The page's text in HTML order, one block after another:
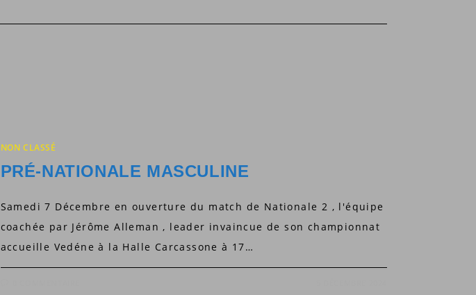
NON CLASSÉ
PRÉ-NATIONALE MASCULINE
Samedi 7 Décembre en ouverture du match de Nationale 2 , l'équipe
coachée par Jérôme Alleman , leader invaincue de son championnat
accueille Vedéne à la Halle Carcassone à 17…